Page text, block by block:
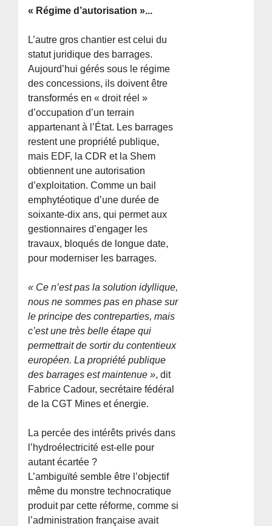
« Régime d’autorisation »...
L’autre gros chantier est celui du
statut juridique des barrages.
Aujourd’hui gérés sous le régime
des concessions, ils doivent être
transformés en « droit réel »
d’occupation d’un terrain
appartenant à l’État. Les barrages
restent une propriété publique,
mais EDF, la CDR et la Shem
obtiennent une autorisation
d’exploitation. Comme un bail
emphytéotique d’une durée de
soixante-dix ans, qui permet aux
gestionnaires d’engager les
travaux, bloqués de longue date,
pour moderniser les barrages.
« Ce n’est pas la solution idyllique,
nous ne sommes pas en phase sur
le principe des contreparties, mais
c’est une très belle étape qui
permettrait de sortir du contentieux
européen. La propriété publique
des barrages est maintenue », dit
Fabrice Cadour, secrétaire fédéral
de la CGT Mines et énergie.
La percée des intérêts privés dans
l’hydroélectricité est-elle pour
autant écartée ?
L’ambiguïté semble être l’objectif
même du monstre technocratique
produit par cette réforme, comme si
l’administration française avait